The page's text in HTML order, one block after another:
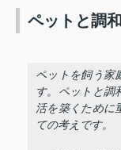
ペットと調
ペットを飼う家
す。ペットと調
活を築くために
ての考えです。